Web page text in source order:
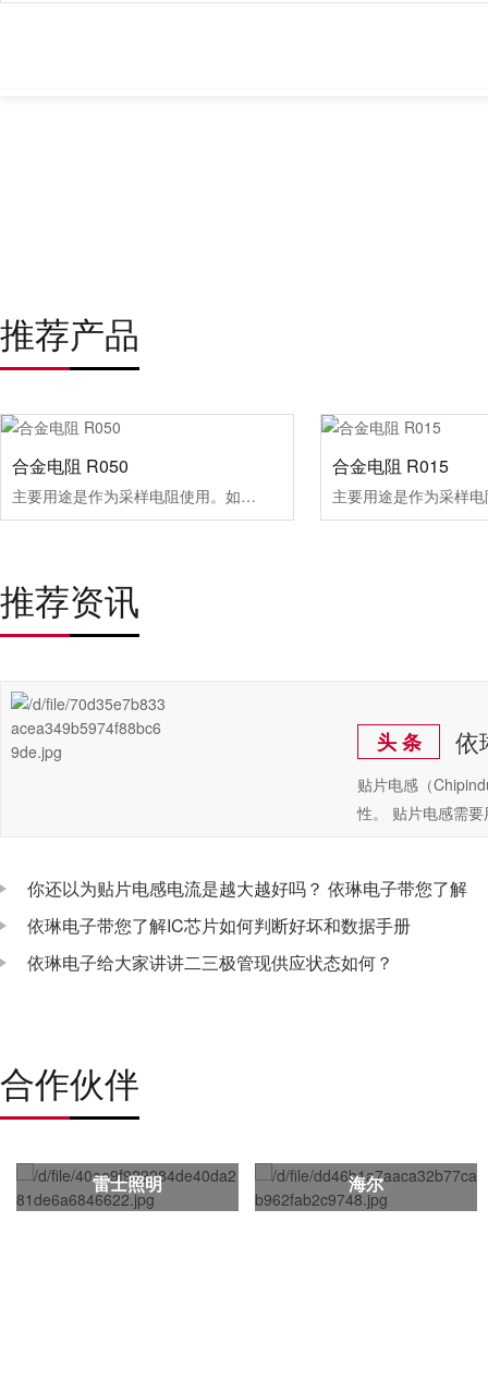
推荐产品
合金电阻 R050
主要用途是作为采样电阻使用。如电源电路、发动机电路
合金电阻 R015
推荐资讯
头 条 依
贴片电感（
性。 贴片电感需
你还以为贴片电感电流是越大越好吗？ 依琳电子带您了解
依琳电子带您了解IC芯片如何判断好坏和数据手册
依琳电子给大家讲讲二三极管现供应状态如何？
合作伙伴
雷士照明 海尔